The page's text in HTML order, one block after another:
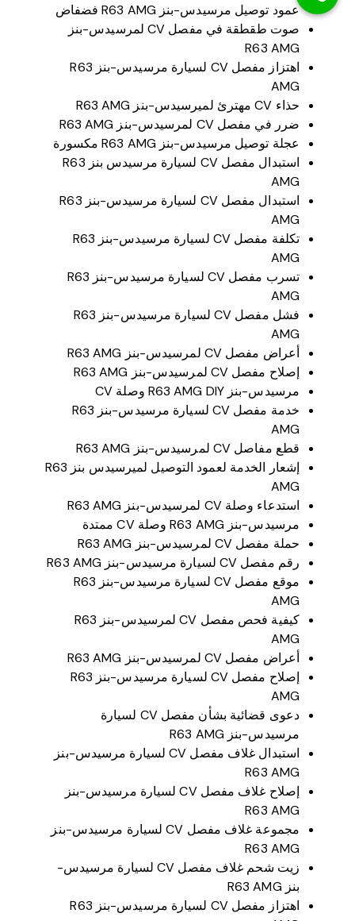
عمود توصيل مرسيدس-بنز R63 AMG فضفاض
صوت طقطقة في مفصل CV لمرسيدس-بنز
R63 AMG
اهتزاز مفصل CV لسيارة مرسيدس-بنز R63
AMG
حذاء CV مهترئ لميرسيدس-بنز R63 AMG
ضرر في مفصل CV لمرسيدس-بنز R63 AMG
عجلة توصيل مرسيدس-بنز R63 AMG مكسورة
استبدال مفصل CV لسيارة مرسيدس بنز R63
AMG
استبدال مفصل CV لسيارة مرسيدس-بنز R63
AMG
تكلفة مفصل CV لسيارة مرسيدس-بنز R63
AMG
تسرب مفصل CV لسيارة مرسيدس-بنز R63
AMG
فشل مفصل CV لسيارة مرسيدس-بنز R63
AMG
أعراض مفصل CV لمرسيدس-بنز R63 AMG
إصلاح مفصل CV لمرسيدس-بنز R63 AMG
مرسيدس-بنز R63 AMG DIY وصلة CV
خدمة مفصل CV لسيارة مرسيدس-بنز R63
AMG
قطع مفاصل CV لمرسيدس-بنز R63 AMG
إشعار الخدمة لعمود التوصيل لميرسيدس بنز R63
AMG
استدعاء وصلة CV لمرسيدس-بنز R63 AMG
مرسيدس-بنز R63 AMG وصلة CV ممتدة
حملة مفصل CV لمرسيدس-بنز R63 AMG
رقم مفصل CV لسيارة مرسيدس-بنز R63 AMG
موقع مفصل CV لسيارة مرسيدس-بنز R63
AMG
كيفية فحص مفصل CV لمرسيدس-بنز R63
AMG
أعراض مفصل CV لمرسيدس-بنز R63 AMG
إصلاح مفصل CV لسيارة مرسيدس-بنز R63
AMG
دعوى قضائية بشأن مفصل CV لسيارة
مرسيدس-بنز R63 AMG
استبدال غلاف مفصل CV لسيارة مرسيدس-بنز
R63 AMG
إصلاح غلاف مفصل CV لسيارة مرسيدس-بنز
R63 AMG
مجموعة غلاف مفصل CV لسيارة مرسيدس-بنز
R63 AMG
زيت شحم غلاف مفصل CV لسيارة مرسيدس-
بنز R63 AMG
اهتزاز مفصل CV لسيارة مرسيدس-بنز R63